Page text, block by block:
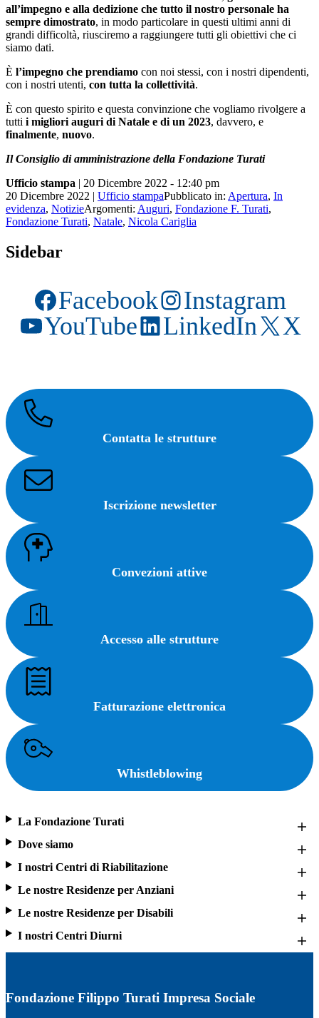
all’impegno e alla dedizione che tutto il nostro personale ha
sempre dimostrato, in modo particolare in questi ultimi anni di
grandi difficoltà, riusciremo a raggiungere tutti gli obiettivi che ci
siamo dati.
È l’impegno che prendiamo con noi stessi, con i nostri dipendenti,
con i nostri utenti, con tutta la collettività.
È con questo spirito e questa convinzione che vogliamo rivolgere a
tutti i migliori auguri di Natale e di un 2023, davvero, e
finalmente, nuovo.
Il Consiglio di amministrazione della Fondazione Turati
Ufficio stampa | 20 Dicembre 2022 - 12:40 pm
20 Dicembre 2022 | Ufficio stampaPubblicato in: Apertura, In
evidenza, NotizieArgomenti: Auguri, Fondazione F. Turati,
Fondazione Turati, Natale, Nicola Cariglia
Sidebar
Facebook
Instagram
YouTube
LinkedIn X
Contatta le strutture
Iscrizione newsletter
Convezioni attive
Accesso alle strutture
Fatturazione elettronica
Whistleblowing
La Fondazione Turati
Dove siamo
I nostri Centri di Riabilitazione
Le nostre Residenze per Anziani
Le nostre Residenze per Disabili
I nostri Centri Diurni
Fondazione Filippo Turati Impresa Sociale